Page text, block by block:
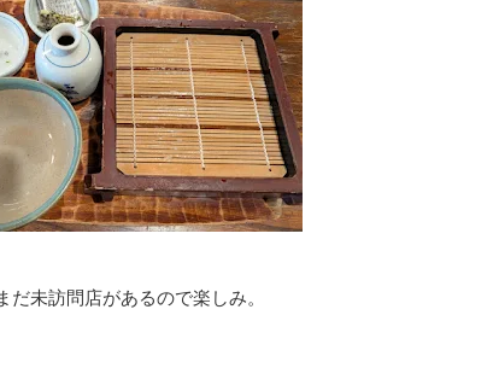
未訪問店があるので楽しみ。